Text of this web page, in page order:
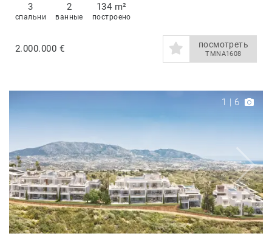
3
спальни
2
ванные
134 m²
построено
2.000.000 € посмотреть
TMNA1608
1 | 6